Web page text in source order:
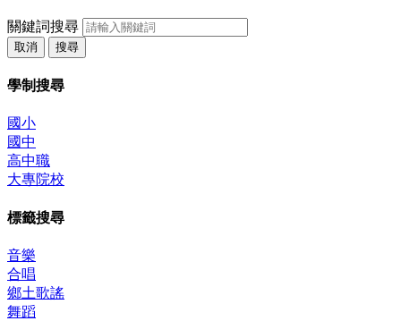
關鍵詞搜尋
取消 搜尋
學制搜尋
國小
國中
高中職
大專院校
標籤搜尋
音樂
合唱
鄉土歌謠
舞蹈